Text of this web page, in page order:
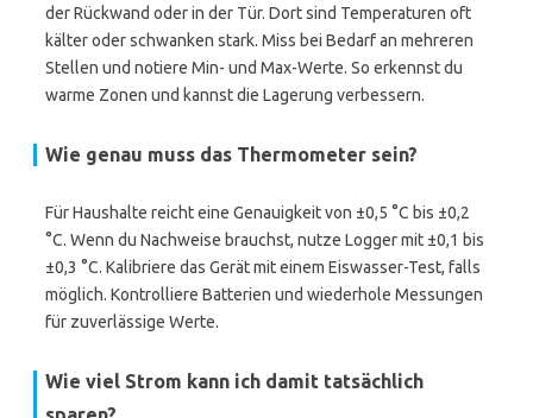
der Rückwand oder in der Tür. Dort sind Temperaturen oft
kälter oder schwanken stark. Miss bei Bedarf an mehreren
Stellen und notiere Min- und Max-Werte. So erkennst du
warme Zonen und kannst die Lagerung verbessern.
Wie genau muss das Thermometer sein?
Für Haushalte reicht eine Genauigkeit von ±0,5 °C bis ±0,2
°C. Wenn du Nachweise brauchst, nutze Logger mit ±0,1 bis
±0,3 °C. Kalibriere das Gerät mit einem Eiswasser-Test, falls
möglich. Kontrolliere Batterien und wiederhole Messungen
für zuverlässige Werte.
Wie viel Strom kann ich damit tatsächlich